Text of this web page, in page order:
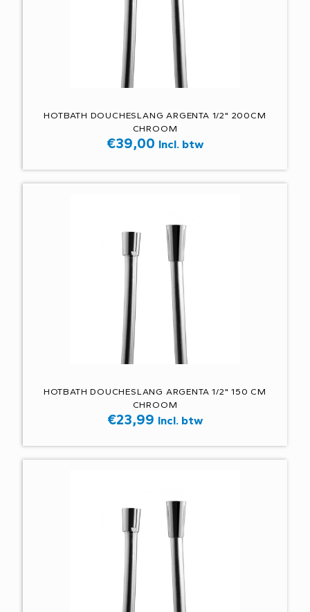
HOTBATH DOUCHESLANG ARGENTA 1/2" 200CM
CHROOM
€39,00 Incl. btw
HOTBATH DOUCHESLANG ARGENTA 1/2" 150 CM
CHROOM
€23,99 Incl. btw